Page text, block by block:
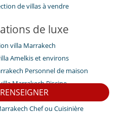
de villas à vendre
de luxe
villa Marrakech
Amelkis et environs
Personnel de maison
Marrakech Piscine
Enfants bienvenus
Chef ou Cuisinière